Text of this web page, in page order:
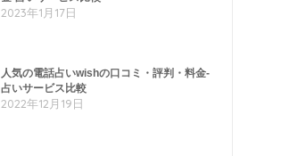
2023年1月17日
人気の電話占いwishの口コミ・評判・料金-
占いサービス比較
2022年12月19日